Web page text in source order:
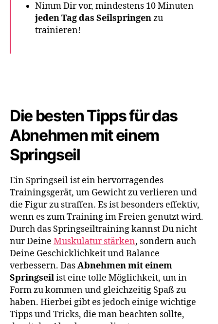
Nimm Dir vor, mindestens 10 Minuten
jeden Tag das Seilspringenzu
trainieren!
Die besten Tipps für das
Abnehmen mit einem
Springseil
Ein Springseil ist ein hervorragendes
Trainingsgerät, um Gewicht zu verlieren und
die Figur zu straffen. Es ist besonders effektiv,
wenn es zum Training im Freien genutzt wird.
Durch das Springseiltraining kannst Du nicht
nur Deine Muskulatur stärken, sondern auch
Deine Geschicklichkeit und Balance
verbessern. DasAbnehmen mit einem
Springseilist eine tolle Möglichkeit, um in
Form zu kommen und gleichzeitig Spaß zu
haben. Hierbei gibt es jedoch einige wichtige
Tipps und Tricks, die man beachten sollte,